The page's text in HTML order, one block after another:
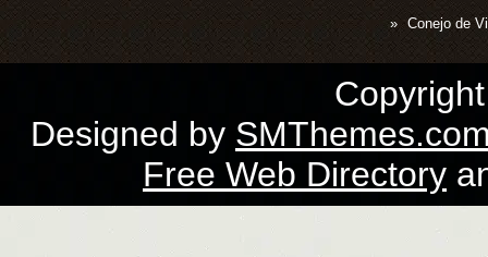
Conejo de
Designed by
Free Web Directory